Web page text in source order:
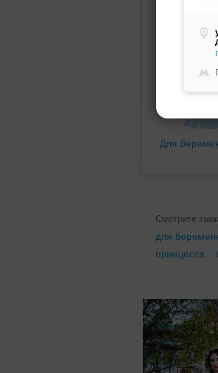
Для
Смотрите
для
принцесса